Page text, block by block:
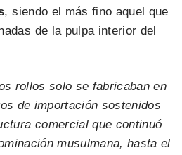
, siendo el más fino aquel que
de la pulpa interior del
rollos solo se fabricaban en
de importación sostenidos
comercial que continuó
musulmana, hasta el